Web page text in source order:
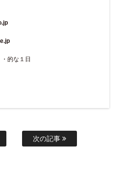
次の記事